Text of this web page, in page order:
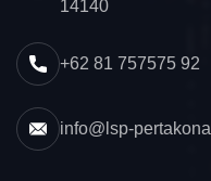
14140
+62 81 757575 92
info@lsp-